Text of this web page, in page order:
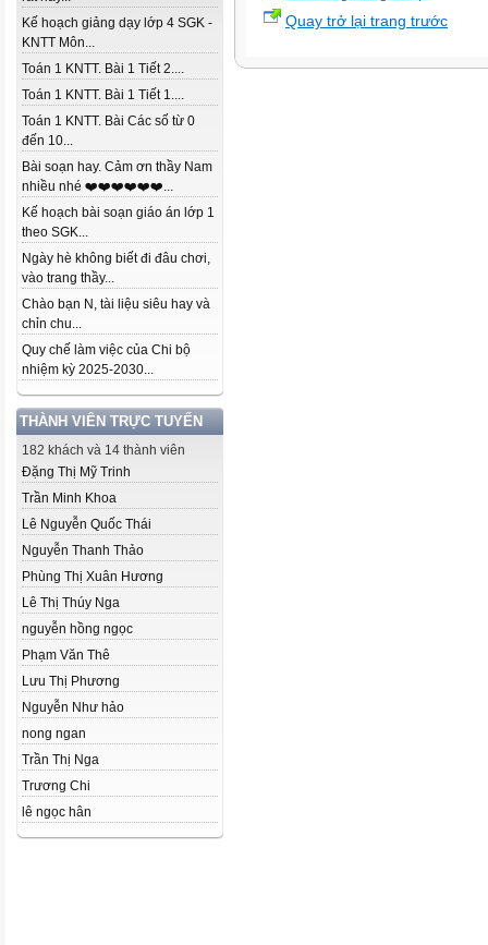
Kế hoạch giảng dạy lớp 4 SGK -
KNTT Môn...
Toán 1 KNTT. Bài 1 Tiết 2....
Toán 1 KNTT. Bài 1 Tiết 1....
Toán 1 KNTT. Bài Các số từ 0
đến 10...
Bài soạn hay. Cảm ơn thầy Nam
nhiều nhé ❤️❤️❤️❤️❤️❤️...
Kế hoạch bài soạn giáo án lớp 1
theo SGK...
Ngày hè không biết đi đâu chơi,
vào trang thầy...
Chào bạn N, tài liệu siêu hay và
chỉn chu...
Quy chế làm việc của Chi bộ
nhiệm kỳ 2025-2030...
THÀNH VIÊN TRỰC TUYẾN
182 khách và 14 thành viên
Đặng Thị Mỹ Trinh
Trần Minh Khoa
Lê Nguyễn Quốc Thái
Nguyễn Thanh Thảo
Phùng Thị Xuân Hương
Lê Thị Thúy Nga
nguyễn hồng ngọc
Phạm Văn Thê
Lưu Thị Phương
Nguyễn Như hảo
nong ngan
Trần Thị Nga
Trương Chi
lê ngọc hân
Quay trở lại trang trước